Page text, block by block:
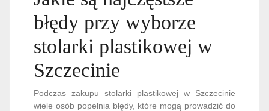
błędy przy wyborze
stolarki plastikowej w
Szczecinie
Podczas zakupu stolarki plastikowej w Szczecinie
wiele osób popełnia błędy, które mogą prowadzić do